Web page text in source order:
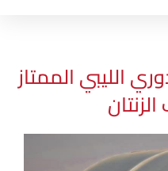
الليبي الممتاز